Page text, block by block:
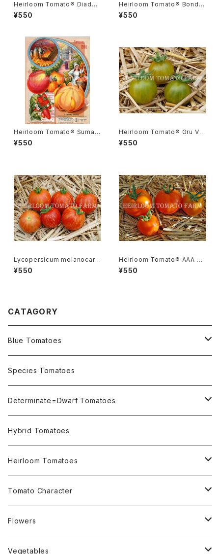
Heirloom Tomato® Diade
m エアルーム・トマト・ダイアデ
ム
¥550
Heirloom Tomato® Bond's
Early Minnesota エアルーム・
トマト・ボンズ・アーリー・ミネソ
¥550
Heirloom Tomato® Sumatr
a Fig エアルーム・トマト・スマト
ラ・フィグ
¥550
Heirloom Tomato® Gru Ve
e エアルーム・トマト・グルー・ビ
ーGR-17＊2015新品種
¥550
Lycopersicum melanocarp
a リコペルシコン・ メラノカルパ
Species
¥550
Heirloom Tomato® AAA S
weet エアルーム・トマト・AAA・
スイート
¥550
CATAGORY
Blue Tomatoes
OSU INDIGO Series
Not OSU Blue Tomatoes
Species Tomatoes
Determinate=Dwarf Tomatoes
Micro Determinate 10cm~30cm
Small Determinate 30cm~50cm
Medium Determinate 50~100cm
Large Determinate 100~150cm
Semi Indeterminate ~150cm
Hybrid Tomatoes
Heirloom Tomatoes
Amber Heirloom Tomatoes
Bi-Color Heirloom Tomatoes
Black Heirloom Tomatoes
Tomato Character
Culinary Uses
For Canning
Disease Resistance
Flowers
Nasturtium・ナスターチウム
Vegetables